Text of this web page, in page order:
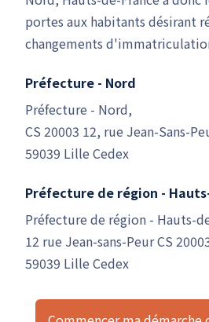
portes aux habitants désirant
changements
Préfecture - Nord
Préfecture - Nord,
CS 20003 12, rue Jean-Sans-
59039 Lille Cedex
Préfecture de région -
Préfecture de région - Hauts-
12 rue Jean-sans-Peur CS
59039 Lille Cedex